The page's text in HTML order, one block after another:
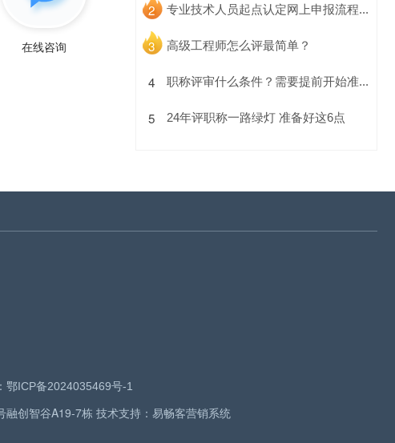
2 专业技术人员起点认定网上申报流程...
3 高级工程师怎么评最简单？
4 职称评审什么条件？需要提前开始准...
5 24年评职称一路绿灯 准备好这6点
在线咨询
鄂ICP备2024035469号-1
创智谷A19-7栋 技术支持： 易畅客营销系统